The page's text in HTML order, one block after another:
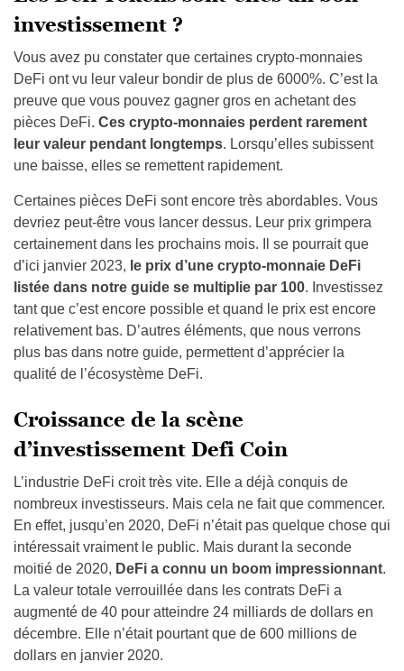
investissement ?
Vous avez pu constater que certaines crypto-monnaies
DeFi ont vu leur valeur bondir de plus de 6000%. C’est la
preuve que vous pouvez gagner gros en achetant des
pièces DeFi. Ces crypto-monnaies perdent rarement
leur valeur pendant longtemps. Lorsqu’elles subissent
une baisse, elles se remettent rapidement.
Certaines pièces DeFi sont encore très abordables. Vous
devriez peut-être vous lancer dessus. Leur prix grimpera
certainement dans les prochains mois. Il se pourrait que
d’ici janvier 2023, le prix d’une crypto-monnaie DeFi
listée dans notre guide se multiplie par 100. Investissez
tant que c’est encore possible et quand le prix est encore
relativement bas. D’autres éléments, que nous verrons
plus bas dans notre guide, permettent d’apprécier la
qualité de l’écosystème DeFi.
Croissance de la scène
d’investissement Defi Coin
L’industrie DeFi croit très vite. Elle a déjà conquis de
nombreux investisseurs. Mais cela ne fait que commencer.
En effet, jusqu’en 2020, DeFi n’était pas quelque chose qui
intéressait vraiment le public. Mais durant la seconde
moitié de 2020, DeFi a connu un boom impressionnant.
La valeur totale verrouillée dans les contrats DeFi a
augmenté de 40 pour atteindre 24 milliards de dollars en
décembre. Elle n’était pourtant que de 600 millions de
dollars en janvier 2020.